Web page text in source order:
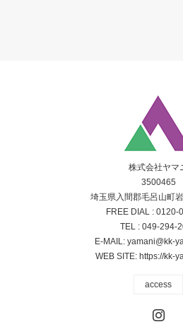
株式会社ヤマ
3500465
埼玉県入間郡毛呂山町
FREE DIAL : 0120-
TEL : 049-294-
E-MAIL: yamani@kk-
WEB SITE: https://kk-
access